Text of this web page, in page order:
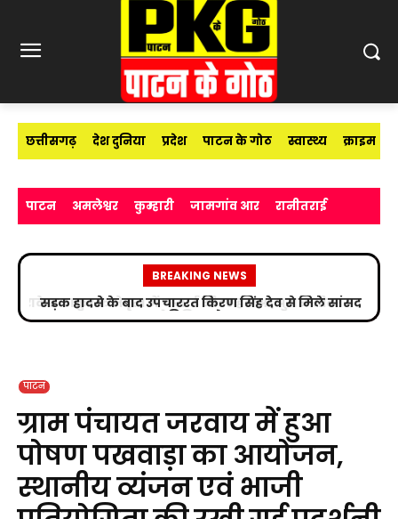
छत्तीसगढ़ देश दुनिया प्रदेश पाटन के गोठ स्वास्थ्य क्राइम
पाटन अमलेश्वर कुम्हारी जामगांव आर रानीतराई
BREAKING NEWS
सड़क हादसे के बाद उपचाररत किरण सिंह देव से मिले सांसद
विजय बघेल
पाटन
ग्राम पंचायत जरवाय में हुआ
पोषण पखवाड़ा का आयोजन,
स्थानीय व्यंजन एवं भाजी